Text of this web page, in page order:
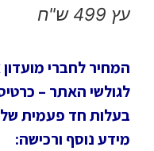
עץ 499 ש"ח
המחיר לחברי
לגולשי האתר –
בעלות חד פעמית של 5 ש”ח
מידע נוסף ורכישה: